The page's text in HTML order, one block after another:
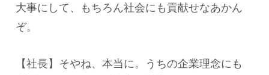
大事にして、もちろん社会にも貢献せなあかん
ぞ。
【社長】そやね、本当に。うちの企業理念にも